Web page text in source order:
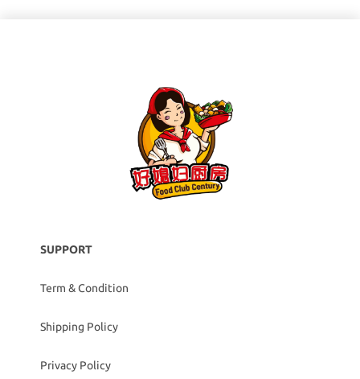
SUPPORT
Term & Condition
Shipping Policy
Privacy Policy